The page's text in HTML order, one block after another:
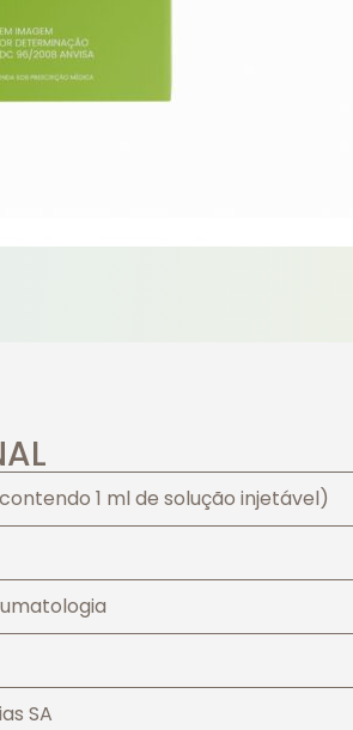
1 ml de solução injetável)
SA